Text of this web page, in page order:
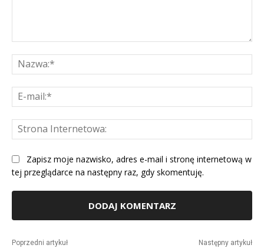
Zapisz moje nazwisko, adres e-mail i stronę internetową w
tej przeglądarce na następny raz, gdy skomentuję.
Poprzedni artykuł Następny artykuł